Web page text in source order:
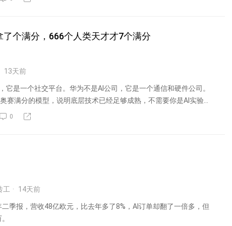
个满分，666个人类天才才7个满分
13天前
它是一个社交平台。华为不是AI公司，它是一个通信和硬件公司。
赛满分的模型，说明底层技术已经足够成熟，不需要你是AI实验室
0
工 14天前
季报，营收48亿欧元，比去年多了8%，AI订单却翻了一倍多，但